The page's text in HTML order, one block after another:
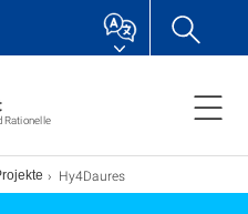
Rationelle
Hy4Daures